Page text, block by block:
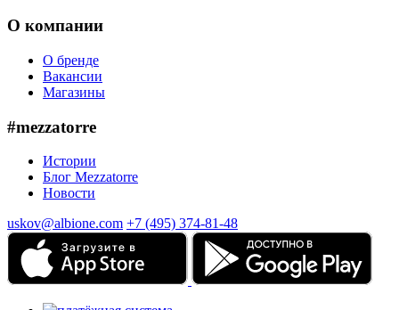
О компании
О бренде
Вакансии
Магазины
#mezzatorre
Истории
Блог Mezzatorre
Новости
uskov@albione.com +7 (495) 374-81-48